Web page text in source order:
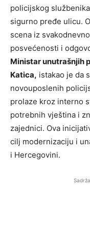
policijskog
sigurno pređe ulicu.
scena iz
posvećenosti i
Ministar unutrašnjih
Katica, istakao je da
novouposlenih
prolaze kroz interno
potrebnih vještina i
zajednici. Ova
cilj modernizaciju i
i Hercegovini.